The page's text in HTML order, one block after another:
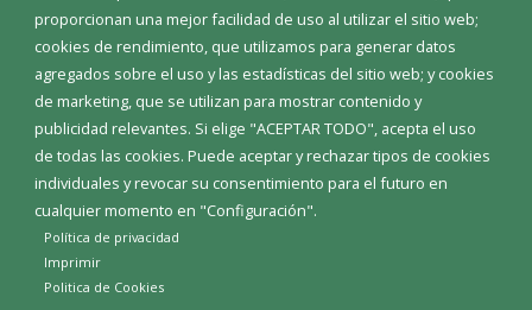
proporcionan una mejor facilidad de uso al utilizar el sitio web;
cookies de rendimiento, que utilizamos para generar datos
agregados sobre el uso y las estadísticas del sitio web; y cookies
de marketing, que se utilizan para mostrar contenido y
publicidad relevantes. Si elige "ACEPTAR TODO", acepta el uso
de todas las cookies. Puede aceptar y rechazar tipos de cookies
individuales y revocar su consentimiento para el futuro en
cualquier momento en "Configuración".
Política de privacidad
Imprimir
Politica de Cookies
INICIAR SESIÓN
MAPA WEB